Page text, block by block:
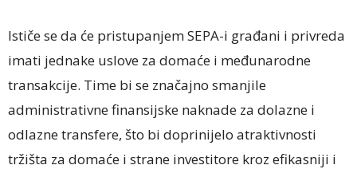
Ističe se da će pristupanjem SEPA-i građani i privreda
imati jednake uslove za domaće i međunarodne
transakcije. Time bi se značajno smanjile
administrativne finansijske naknade za dolazne i
odlazne transfere, što bi doprinijelo atraktivnosti
tržišta za domaće i strane investitore kroz efikasniji i